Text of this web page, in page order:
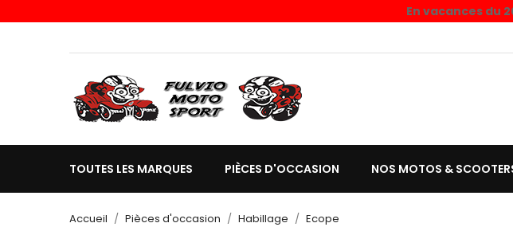
En vacances du
TOUTES LES MARQUES PIÈCES D'OCCASION NOS MOTOS &
Accueil Pièces d'occasion Habillage Ecope